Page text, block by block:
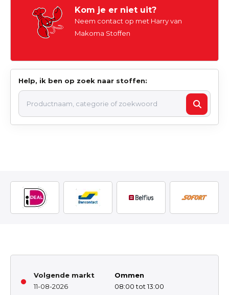
Kom je er niet uit?
Neem contact op met Harry van
Makoma Stoffen
Help, ik ben op zoek naar stoffen:
Volgende markt
11-08-2026
Ommen
08:00 tot 13:00